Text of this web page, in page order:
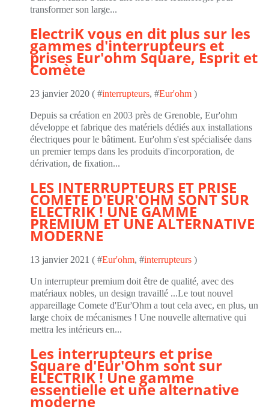
transformer son large...
ElectriK vous en dit plus sur les
gammes d'interrupteurs et
prises Eur'ohm Square, Esprit et
Comète
23 janvier 2020 ( #interrupteurs, #Eur'ohm )
Depuis sa création en 2003 près de Grenoble, Eur'ohm
développe et fabrique des matériels dédiés aux installations
électriques pour le bâtiment. Eur'ohm s'est spécialisée dans
un premier temps dans les produits d'incorporation, de
dérivation, de fixation...
LES INTERRUPTEURS ET PRISE
COMETE D'EUR'OHM SONT SUR
ELECTRIK ! UNE GAMME
PREMIUM ET UNE ALTERNATIVE
MODERNE
13 janvier 2021 ( #Eur'ohm, #interrupteurs )
Un interrupteur premium doit être de qualité, avec des
matériaux nobles, un design travaillé ...Le tout nouvel
appareillage Comete d'Eur'Ohm a tout cela avec, en plus, un
large choix de mécanismes ! Une nouvelle alternative qui
mettra les intérieurs en...
Les interrupteurs et prise
Square d'Eur'Ohm sont sur
ELECTRIK ! Une gamme
essentielle et une alternative
moderne